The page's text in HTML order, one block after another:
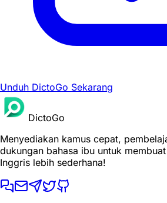
Unduh DictoGo Sekarang
DictoGo
Menyediakan kamus cepat,
dukungan bahasa ibu untuk
Inggris lebih sederhana!